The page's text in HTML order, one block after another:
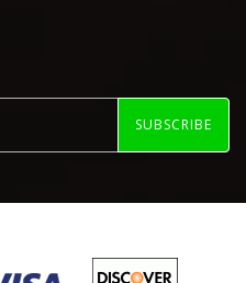
SUBSCRIBE